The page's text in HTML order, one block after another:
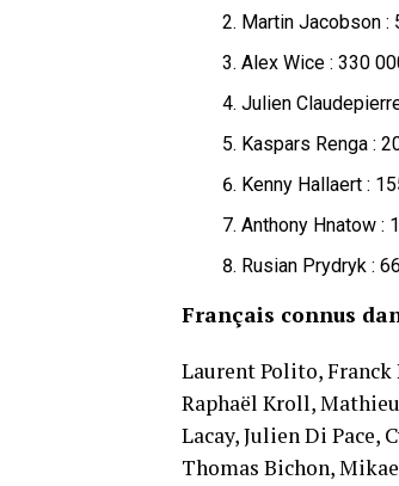
Martin Jacobson :
Alex Wice : 330
Julien
Kaspars Renga :
Kenny Hallaert :
Anthony Hnatow :
Rusian Prydryk :
Français connus
Laurent Polito, Franck
Raphaël Kroll,
Lacay, Julien Di Pace,
Thomas Bichon,